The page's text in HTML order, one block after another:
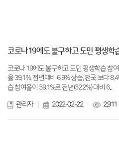
코로나19에도 불구하고 도민 평생학
코로나 19에도 불구하고 도민 평생학습 참여율 큰 폭 상승 제
율 39.1%, 전년대비 6.9% 상승, 전국 보다 8.4%↑ □ 2021년 제주지역 성인
습 참여율이 39.1%로 전년(32.2%) 대비 6...
관리자 2022-02-22 2,911